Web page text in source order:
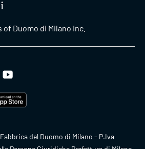
Duomo di Milano Inc.
del Duomo di Milano - P.Iva